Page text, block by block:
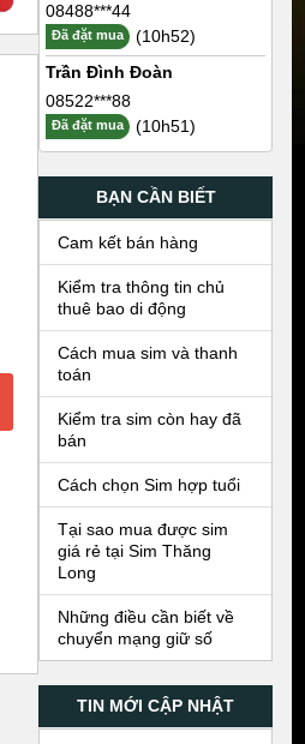
08488***44
Đã đặt mua
(10h52)
Trần Đình Đoàn
08522***88
Đã đặt mua (10h51)
BẠN CẦN BIẾT
Cam kết bán hàng
Kiểm tra thông tin chủ
thuê bao di động
Cách mua sim và thanh
toán
Kiểm tra sim còn hay đã
bán
Cách chọn Sim hợp tuổi
Tại sao mua được sim
giá rẻ tại Sim Thăng
Long
Những điều cần biết về
chuyển mạng giữ số
TIN MỚI CẬP NHẬT